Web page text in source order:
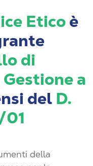
Eticoè
di
Gestione a
del D.
01
della